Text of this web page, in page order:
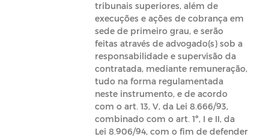
tribunais superiores, além de
execuções e ações de cobrança em
sede de primeiro grau, e serão
feitas através de advogado(s) sob a
responsabilidade e supervisão da
contratada, mediante remuneração,
tudo na forma regulamentada
neste instrumento, e de acordo
com o art. 13, V, da Lei 8.666/93,
combinado com o art. 1º, I e II, da
Lei 8.906/94, com o fim de defender